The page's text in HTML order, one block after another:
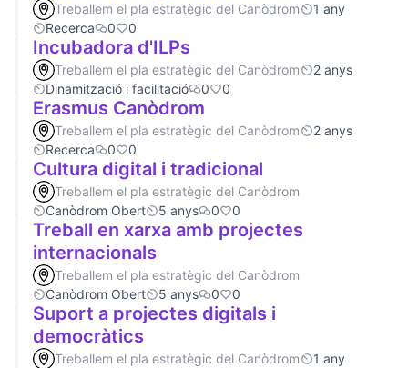
Treballem el pla estratègic del Canòdrom
1 any
Recerca
0 0
Incubadora d'ILPs
Treballem el pla estratègic del Canòdrom
2 anys
Dinamització i facilitació
0 0
Erasmus Canòdrom
Treballem el pla estratègic del Canòdrom
2 anys
Recerca
0 0
Cultura digital i tradicional
Treballem el pla estratègic del Canòdrom
Canòdrom Obert
5 anys 0 0
Treball en xarxa amb projectes
internacionals
Treballem el pla estratègic del Canòdrom
Canòdrom Obert
5 anys 0 0
Suport a projectes digitals i
democràtics
Treballem el pla estratègic del Canòdrom
1 any